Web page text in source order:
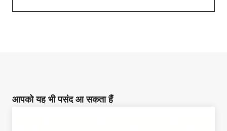
आपको यह भी पसंद आ सकता हैं